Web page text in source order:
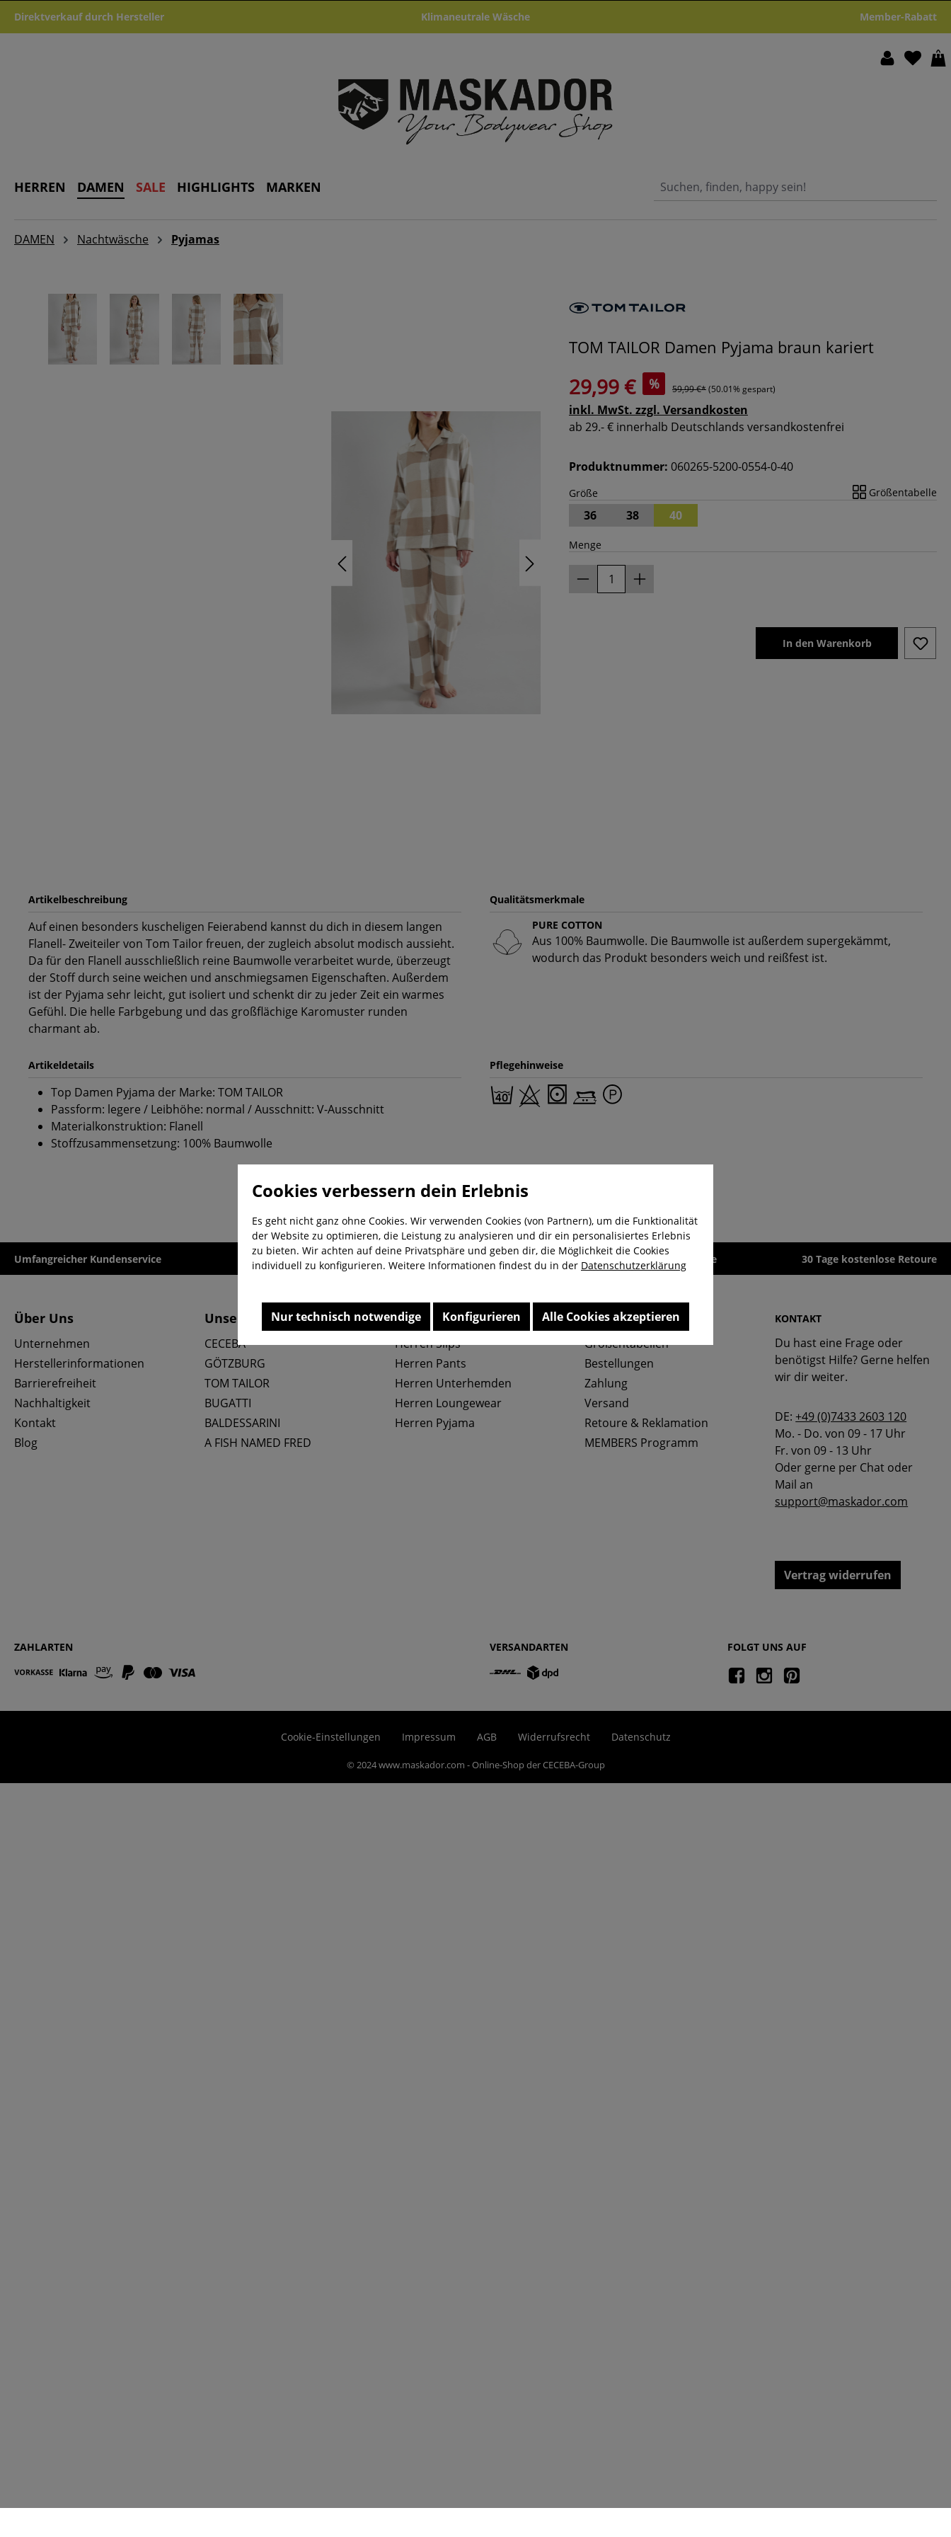
Hauptinhalt springen
Zur Suche springen
Zur Hauptnavigation springen
Direktverkauf durch Hersteller Klimaneutrale Wäsche Member-Rabatt
HERREN DAMEN SALE HIGHLIGHTS MARKEN
DAMEN Nachtwäsche Pyjamas
TOM TAILOR Damen Pyjama braun kariert
29,99 € % 59,99 €*(50.01% gespart)
inkl. MwSt. zzgl. Versandkosten
ab 29.- € innerhalb Deutschlands versandkostenfrei
Produktnummer: 060265-5200-0554-0-40
Größe Größentabelle
36 38 40
Menge
In den Warenkorb
Artikelbeschreibung
Auf einen besonders kuscheligen Feierabend kannst du dich in diesem langen
Flanell- Zweiteiler von Tom Tailor freuen, der zugleich absolut modisch aussieht.
Da für den Flanell ausschließlich reine Baumwolle verarbeitet wurde, überzeugt
der Stoff durch seine weichen und anschmiegsamen Eigenschaften. Außerdem
ist der Pyjama sehr leicht, gut isoliert und schenkt dir zu jeder Zeit ein warmes
Gefühl. Die helle Farbgebung und das großflächige Karomuster runden
charmant ab.
Qualitätsmerkmale
PURE COTTON
Aus 100% Baumwolle. Die Baumwolle ist außerdem supergekämmt,
wodurch das Produkt besonders weich und reißfest ist.
Artikeldetails
Top Damen Pyjama der Marke: TOM TAILOR
Passform: legere / Leibhöhe: normal / Ausschnitt: V-Ausschnitt
Materialkonstruktion: Flanell
Stoffzusammensetzung: 100% Baumwolle
Pflegehinweise
Umfangreicher Kundenservice Kauf auf Rechnung Kostenloser Versand ab 29,-€ Lieferzeit 1-3 Werktage 30 Tage kostenlose Retoure
Über Uns
Unternehmen
Herstellerinformationen
Barrierefreiheit
Nachhaltigkeit
Kontakt
Blog
Unsere Marken
CECEBA
GÖTZBURG
TOM TAILOR
BUGATTI
BALDESSARINI
A FISH NAMED FRED
Top Kategorien
Herren Slips
Herren Pants
Herren Unterhemden
Herren Loungewear
Herren Pyjama
Service & FAQ
Größentabellen
Bestellungen
Zahlung
Versand
Retoure & Reklamation
MEMBERS Programm
KONTAKT
Du hast eine Frage oder
benötigst Hilfe? Gerne helfen
wir dir weiter.
DE:+49 (0)7433 2603 120
Mo. - Do. von 09 - 17 Uhr
Fr. von 09 - 13 Uhr
Oder gerne per Chat oder
Mail an
support@maskador.com
Vertrag widerrufen
ZAHLARTEN VERSANDARTEN FOLGT UNS AUF
Cookie-Einstellungen Impressum AGB Widerrufsrecht Datenschutz
© 2024 www.maskador.com - Online-Shop der CECEBA-Group
Cookies verbessern dein Erlebnis
Es geht nicht ganz ohne Cookies. Wir verwenden Cookies (von Partnern), um die Funktionalität
der Website zu optimieren, die Leistung zu analysieren und dir ein personalisiertes Erlebnis
zu bieten. Wir achten auf deine Privatsphäre und geben dir, die Möglichkeit die Cookies
individuell zu konfigurieren. Weitere Informationen findest du in der Datenschutzerklärung
Nur technisch notwendige Konfigurieren Alle Cookies akzeptieren